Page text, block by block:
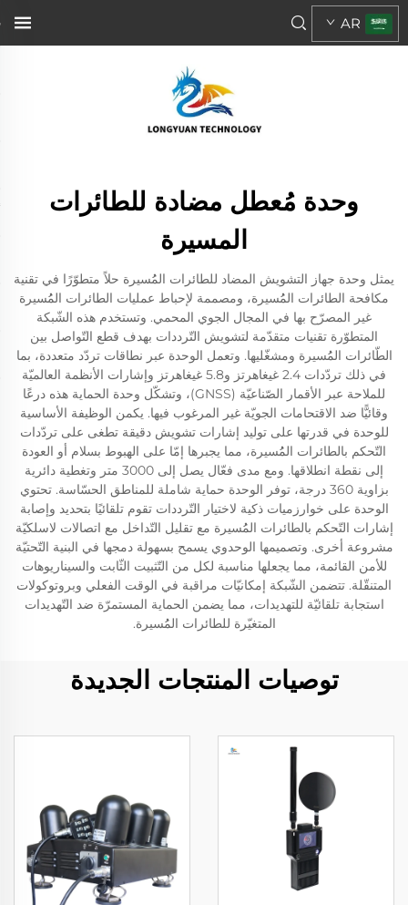
AR
وحدة مُعطل مضادة للطائرات
المسيرة
يمثل وحدة جهاز التشويش المضاد للطائرات المُُسيرة حلاً متطوّرًا في تقنية
مكافحة الطائرات المُُسيرة، ومصممة لإحباط عمليات الطائرات المُُسيرة
غير المصرّح بها في المجال الجوي المحمي. وتستخدم هذه الشّبكة
المتطوّرة تقنيات متقدّمة لتشويش التّرددات بهدف قطع التّواصل بين
الطّائرات المُُسيرة ومشغّليها. وتعمل الوحدة عبر نطاقات تردّد متعددة، بما
في ذلك تردّدات 2.4 غيغاهرتز و5.8 غيغاهرتز وإشارات الأنظمة العالميّة
للملاحة عبر الأقمار الصّناعيّة (GNSS)، وتشكّل وحدة الحماية هذه درعًا
وقائيًّا ضد الاقتحامات الجويّة غير المرغوب فيها. يكمن الوظيفة الأساسية
للوحدة في قدرتها على توليد إشارات تشويش دقيقة تطغى على تردّدات
التّحكم بالطائرات المُُسيرة، مما يجبرها إمّا على الهبوط بسلام أو العودة
إلى نقطة انطلاقها. ومع مدى فعّال يصل إلى 3000 متر وتغطية دائرية
بزاوية 360 درجة، توفر الوحدة حماية شاملة للمناطق الحسّاسة. تحتوي
الوحدة على خوارزميات ذكية لاختيار التّرددات تقوم تلقائيًا بتحديد وإصابة
إشارات التّحكم بالطائرات المُُسيرة مع تقليل التّداخل مع اتصالات لاسلكيّة
مشروعة أخرى. وتصميمها الوحدوي يسمح بسهولة دمجها في البنية التّحتيّة
للأمن القائمة، مما يجعلها مناسبة لكل من التّثبيت الثّابت والسيناريوهات
المتنقّلة. تتضمن الشّبكة إمكانيّات مراقبة في الوقت الفعلي وبروتوكولات
استجابة تلقائيّة للتهديدات، مما يضمن الحماية المستمرّة ضد التّهديدات
المتغيّرة للطائرات المُُسيرة.
توصيات المنتجات الجديدة